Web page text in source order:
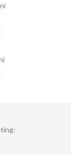
: